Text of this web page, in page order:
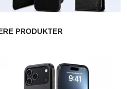
PRODUKTER